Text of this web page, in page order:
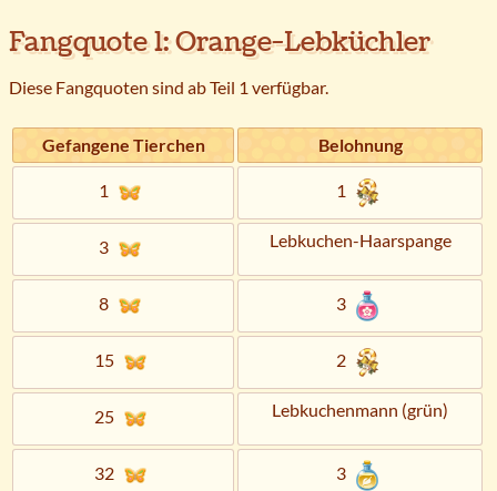
Fangquote 1: Orange-Lebküchler
Diese Fangquoten sind ab Teil 1 verfügbar.
Gefangene Tierchen Belohnung
1 1
3 Lebkuchen-Haarspange
8 3
15 2
25 Lebkuchenmann (grün)
32 3